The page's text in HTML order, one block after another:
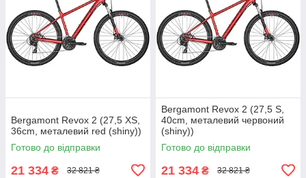
Bergamont Revox 2 (27,5 XS,
36cm, металевий red (shiny))
Готово до відправки
21 334 ₴ 32 821 ₴
Bergamont Revox 2 (27,5 S,
40cm, металевий червоний
(shiny))
Готово до відправки
21 334 ₴ 32 821 ₴